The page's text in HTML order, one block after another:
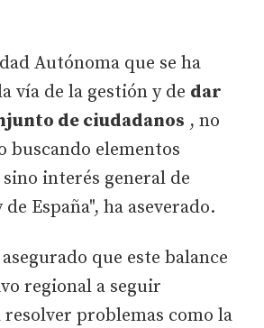
Autónoma que se ha
vía de la gestión y de dar
de ciudadanos , no
buscando elementos
interés general de
España", ha aseverado.
que este balance
regional a seguir
problemas como la